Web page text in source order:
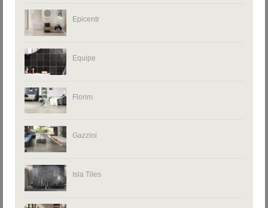
Epicentr
Equipe
Florim
Gazzini
Isla Tiles